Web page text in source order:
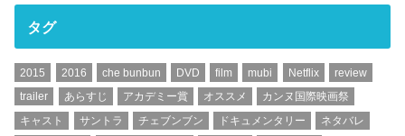
タグ
2015 2016 che bunbun DVD film mubi Netflix
review
trailer
あらすじ アカデミー賞 オススメ
カンヌ国際映画祭
キャスト
サントラ チェブンブン ドキュメンタリー
ネタバレ